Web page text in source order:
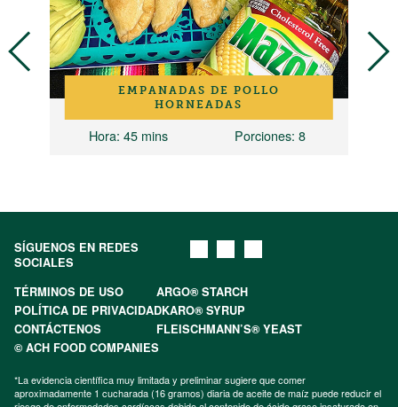
EMPANADAS DE POLLO
HORNEADAS
Hora: 45 mins Porciones: 8
SÍGUENOS EN REDES
SOCIALES
TÉRMINOS DE USO
ARGO® STARCH
POLÍTICA DE PRIVACIDADKARO® SYRUP
CONTÁCTENOS
FLEISCHMANN’S® YEAST
© ACH FOOD COMPANIES
*La evidencia científica muy limitada y preliminar sugiere que comer
aproximadamente 1 cucharada (16 gramos) diaria de aceite de maíz puede reducir el